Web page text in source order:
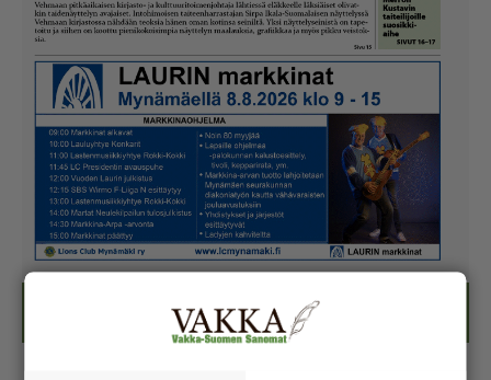
Kesälehti (ilmainen)